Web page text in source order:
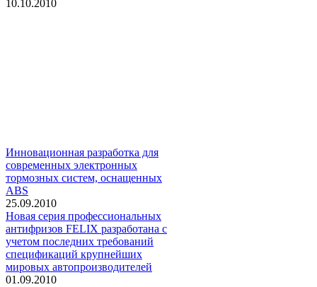
10.10.2010
Инновационная разработка для
современных электронных
тормозных систем, оснащенных
ABS
25.09.2010
Новая серия профессиональных
антифризов FELIX разработана с
учетом последних требований
спецификаций крупнейших
мировых автопроизводителей
01.09.2010